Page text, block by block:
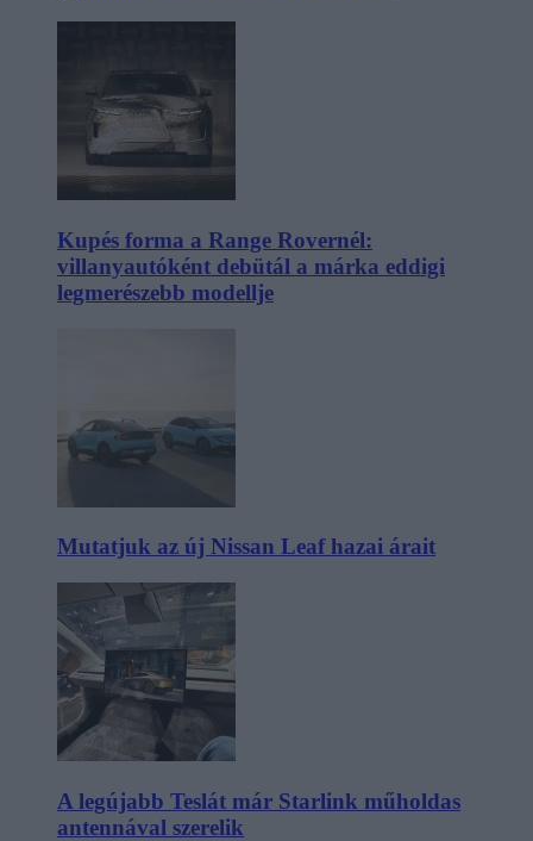
Kupés forma a Range Rovernél:
villanyautóként debütál a márka eddigi
legmerészebb modellje
Mutatjuk az új Nissan Leaf hazai árait
A legújabb Teslát már Starlink műholdas
antennával szerelik